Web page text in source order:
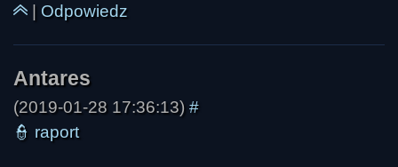
Odpowiedz
(2019-01-28 17:36:13) #
👮 raport
Max